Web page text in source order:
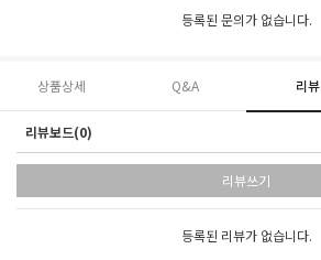
등록된 문의가 없습니다.
상품상세 Q&A 리뷰
리뷰보드(0)
리뷰쓰기
등록된 리뷰가 없습니다.